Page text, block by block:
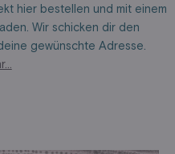
hier bestellen und mit einem
Wir schicken dir den
gewünschte Adresse.